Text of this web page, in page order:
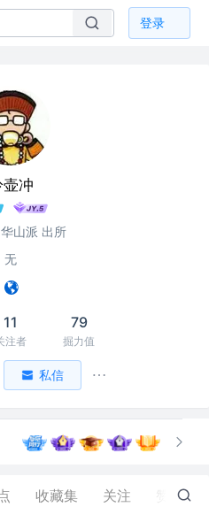
登录
壶冲
华山派 出所
无
11
注者
79
掘力值
私信
收藏集 关注 449